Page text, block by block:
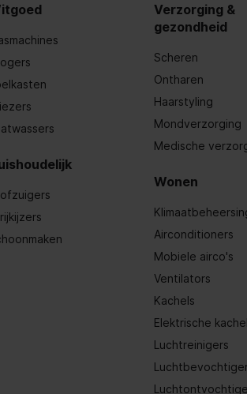
Verzorging &
gezondheid
Scheren
Ontharen
Haarstyling
Mondverzorging
Medische
Wonen
Airconditioners
Mobiele airco's
Ventilators
Kachels
Elektrische
Luchtreinigers